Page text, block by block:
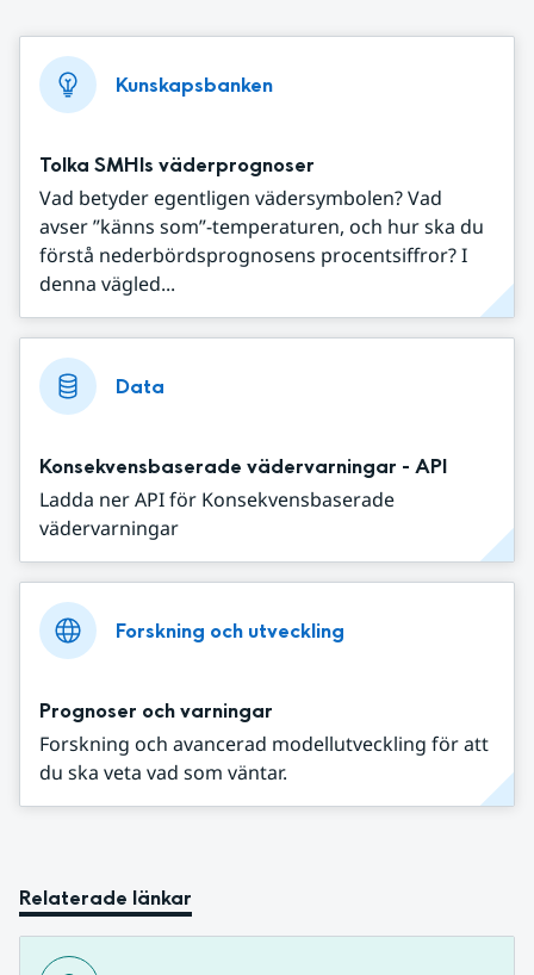
Kunskapsbanken
Tolka SMHIs väderprognoser
Vad betyder egentligen vädersymbolen? Vad
avser ”känns som”-temperaturen, och hur ska du
förstå nederbördsprognosens procentsiffror? I
denna vägled...
Data
Konsekvensbaserade vädervarningar - API
Ladda ner API för Konsekvensbaserade
vädervarningar
Forskning och utveckling
Prognoser och varningar
Forskning och avancerad modellutveckling för att
du ska veta vad som väntar.
Relaterade länkar